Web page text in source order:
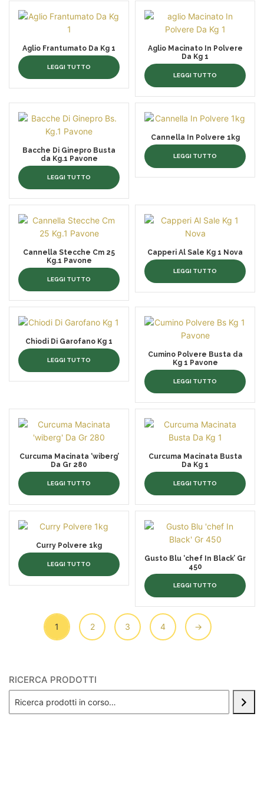
Aglio Frantumato Da Kg 1
LEGGI TUTTO
Aglio Macinato In Polvere
Da Kg 1
LEGGI TUTTO
Bacche Di Ginepro Busta
da Kg.1 Pavone
LEGGI TUTTO
Cannella In Polvere 1kg
LEGGI TUTTO
Cannella Stecche Cm 25
Kg.1 Pavone
LEGGI TUTTO
Capperi Al Sale Kg 1 Nova
LEGGI TUTTO
Chiodi Di Garofano Kg 1
LEGGI TUTTO
Cumino Polvere Busta da
Kg 1 Pavone
LEGGI TUTTO
Curcuma Macinata ‘wiberg’
Da Gr 280
LEGGI TUTTO
Curcuma Macinata Busta
Da Kg 1
LEGGI TUTTO
Curry Polvere 1kg
LEGGI TUTTO
Gusto Blu ‘chef In Black’ Gr
450
LEGGI TUTTO
1 2 3 4 →
RICERCA PRODOTTI